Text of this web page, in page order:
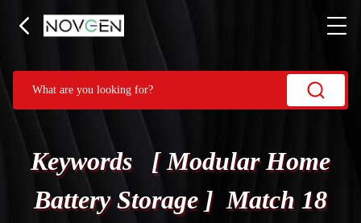
Keywords [ Modular Home
Battery Storage ] Match 18